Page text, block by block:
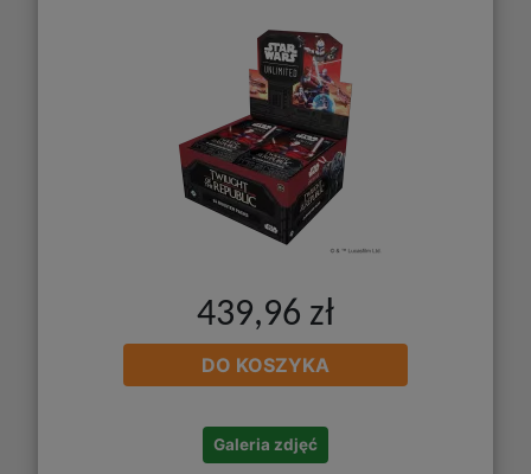
439,96 zł
DO KOSZYKA
Galeria zdjęć